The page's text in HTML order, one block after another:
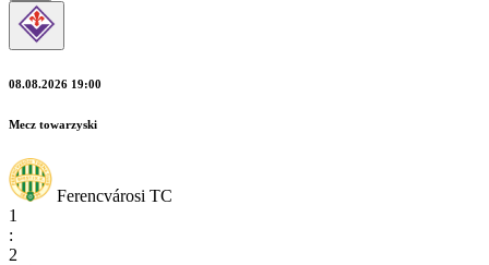
08.08.2026 19:00
Mecz towarzyski
Ferencvárosi TC
1
:
2